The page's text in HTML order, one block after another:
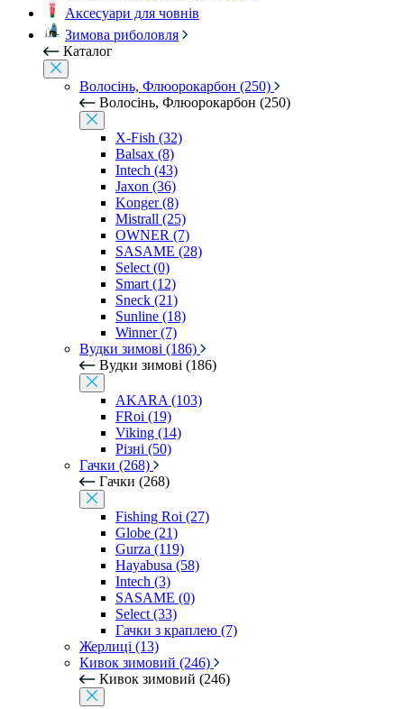
Аксесуари для човнів
Зимова риболовля
Каталог
Волосінь, Флюорокарбон (250)
Волосінь, Флюорокарбон (250)
X-Fish (32)
Balsax (8)
Intech (43)
Jaxon (36)
Konger (8)
Mistrall (25)
OWNER (7)
SASAME (28)
Select (0)
Smart (12)
Sneck (21)
Sunline (18)
Winner (7)
Вудки зимові (186)
Вудки зимові (186)
AKARA (103)
FRoi (19)
Viking (14)
Різні (50)
Гачки (268)
Гачки (268)
Fishing Roi (27)
Globe (21)
Gurza (119)
Hayabusa (58)
Intech (3)
SASAME (0)
Select (33)
Гачки з краплею (7)
Жерлиці (13)
Кивок зимовий (246)
Кивок зимовий (246)